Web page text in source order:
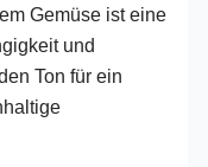
Gemüse ist eine
und
Ton für ein